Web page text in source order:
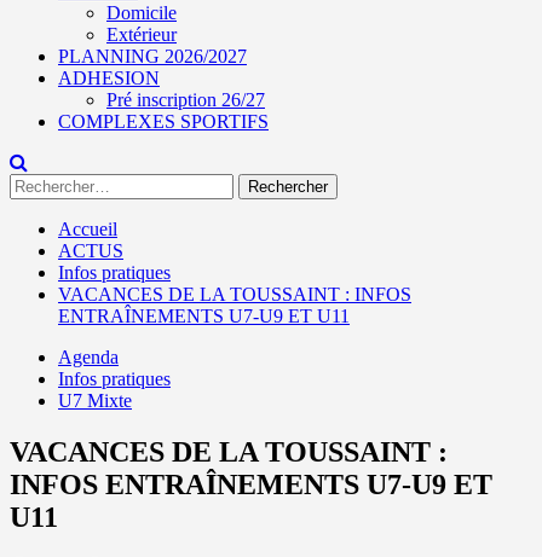
Domicile
Extérieur
PLANNING 2026/2027
ADHESION
Pré inscription 26/27
COMPLEXES SPORTIFS
Rechercher :
Accueil
ACTUS
Infos pratiques
VACANCES DE LA TOUSSAINT : INFOS
ENTRAÎNEMENTS U7-U9 ET U11
Agenda
Infos pratiques
U7 Mixte
VACANCES DE LA TOUSSAINT :
INFOS ENTRAÎNEMENTS U7-U9 ET
U11